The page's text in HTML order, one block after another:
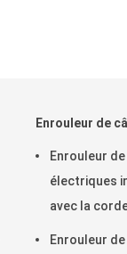
Enrouleur de
Enrouleur
électriques
avec la
Enrouleur